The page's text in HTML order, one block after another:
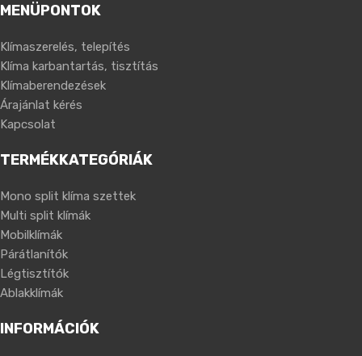
MENÜPONTOK
Klímaszerelés, telepítés
Klíma karbantartás, tisztítás
Klímaberendezések
Árajánlat kérés
Kapcsolat
TERMÉKKATEGÓRIÁK
Mono split klíma szettek
Multi split klímák
Mobilklímák
Párátlanítók
Légtisztítók
Ablakklímák
INFORMÁCIÓK